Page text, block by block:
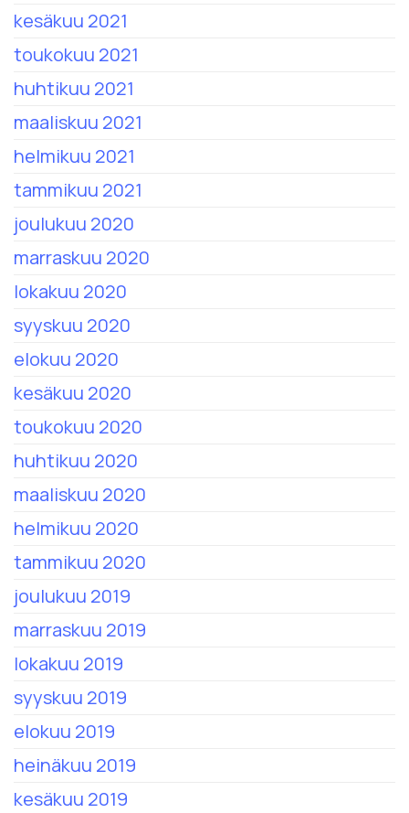
kesäkuu 2021
toukokuu 2021
huhtikuu 2021
maaliskuu 2021
helmikuu 2021
tammikuu 2021
joulukuu 2020
marraskuu 2020
lokakuu 2020
syyskuu 2020
elokuu 2020
kesäkuu 2020
toukokuu 2020
huhtikuu 2020
maaliskuu 2020
helmikuu 2020
tammikuu 2020
joulukuu 2019
marraskuu 2019
lokakuu 2019
syyskuu 2019
elokuu 2019
heinäkuu 2019
kesäkuu 2019